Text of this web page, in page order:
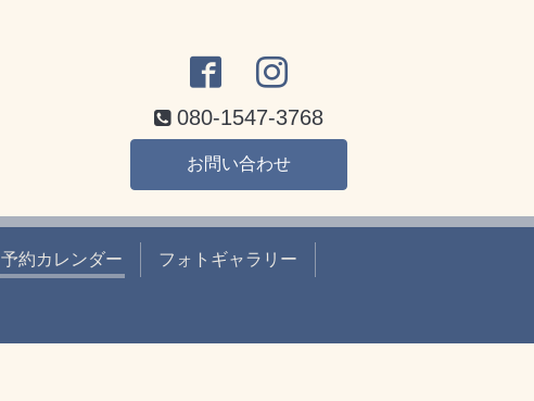
080-1547-3768
お問い合わせ
予約カレンダー フォトギャラリー